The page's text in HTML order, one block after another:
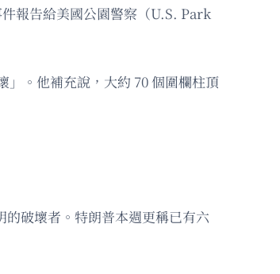
報告給美國公園警察（U.S. Park
。他補充說，大約 70 個圍欄柱頂
破壞者。特朗普本週更稱已有六